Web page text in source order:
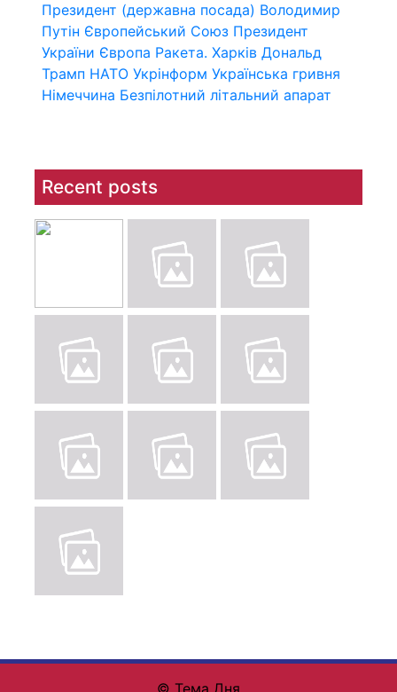
Президент (державна посада) Володимир
Путін Європейський Союз Президент
України Європа Ракета. Харків Дональд
Трамп НАТО Укрінформ Українська гривня
Німеччина Безпілотний літальний апарат
Recent posts
© Тема Дня